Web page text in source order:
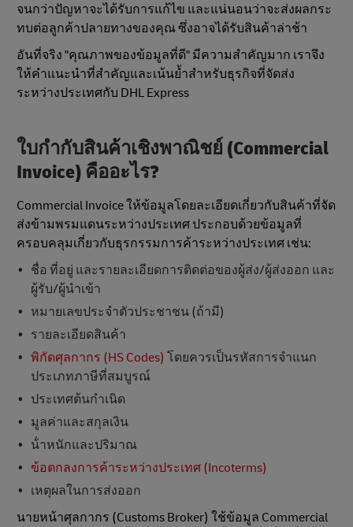
จนกว่าปัญหาจะได้รับการแก้ไข และแน่นอนว่าจะส่งผลกระ
ทบต่อลูกค้าปลายทางของคุณ ซึ่งอาจได้รับสินค้าล่าช้า
อันที่จริง "คุณภาพของข้อมูลที่ดี" มีความสําคัญมาก เราจึง
ให้คำแนะนำที่สําคัญและเน้นย้ำสำหรับธุรกิจที่จัดส่ง
ระหว่างประเทศกับ DHL Express
ใบกํากับสินค้าเชิงพาณิชย์ (Commercial
Invoice) คืออะไร?
Commercial Invoice ให้ข้อมูลโดยละเอียดเกี่ยวกับสินค้าที่จัด
ส่งข้ามพรมแดนระหว่างประเทศ ประกอบด้วยข้อมูลที่
ครอบคลุมเกี่ยวกับธุรกรรมการค้าระหว่างประเทศ เช่น:
ชื่อ ที่อยู่ และรายละเอียดการติดต่อของผู้ส่ง/ผู้ส่งออก และ
ผู้รับ/ผู้นําเข้า
หมายเลขประจําตัวประชาชน (ถ้ามี)
รายละเอียดสินค้า
พิกัดศุลกากร (HS Codes) โดยควรเป็นรหัสการจําแนก
ประเภทภาษีที่สมบูรณ์
ประเทศต้นกําเนิด
มูลค่าและสกุลเงิน
น้ําหนักและปริมาณ
ข้อตกลงการค้าระหว่างประเทศ (Incoterms)
เหตุผลในการส่งออก
นายหน้าศุลกากร (Customs Broker) ใช้ข้อมูล Commercial